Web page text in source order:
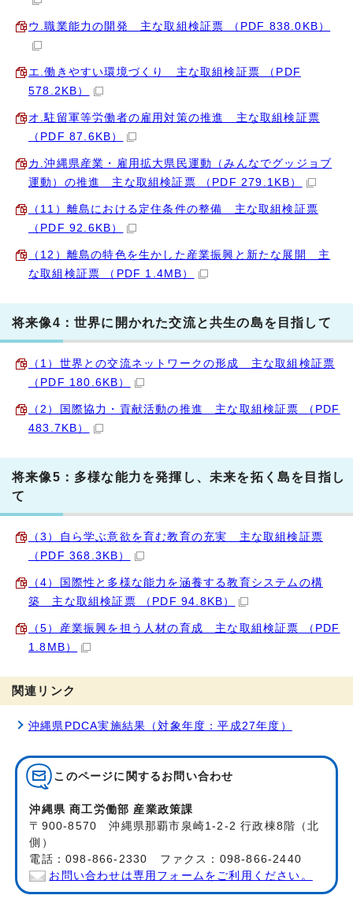
ウ.職業能力の開発 主な取組検証票 （PDF 838.0KB）
エ.働きやすい環境づくり 主な取組検証票 （PDF
578.2KB）
オ.駐留軍等労働者の雇用対策の推進 主な取組検証票
（PDF 87.6KB）
カ.沖縄県産業・雇用拡大県民運動（みんなでグッジョブ
運動）の推進 主な取組検証票 （PDF 279.1KB）
（11）離島における定住条件の整備 主な取組検証票
（PDF 92.6KB）
（12）離島の特色を生かした産業振興と新たな展開 主
な取組検証票 （PDF 1.4MB）
将来像4：世界に開かれた交流と共生の島を目指して
（1）世界との交流ネットワークの形成 主な取組検証票
（PDF 180.6KB）
（2）国際協力・貢献活動の推進 主な取組検証票 （PDF
483.7KB）
将来像5：多様な能力を発揮し、未来を拓く島を目指し
て
（3）自ら学ぶ意欲を育む教育の充実 主な取組検証票
（PDF 368.3KB）
（4）国際性と多様な能力を涵養する教育システムの構
築 主な取組検証票 （PDF 94.8KB）
（5）産業振興を担う人材の育成 主な取組検証票 （PDF
1.8MB）
関連リンク
沖縄県PDCA実施結果（対象年度：平成27年度）
このページに関する お問い合わせ
沖縄県 商工労働部 産業政策課
〒900-8570 沖縄県那覇市泉崎1-2-2 行政棟8階（北
側）
電話：098-866-2330 ファクス：098-866-2440
お問い合わせは専用フォームをご利用ください。